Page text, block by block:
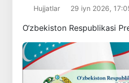
Hujjatlar 29 iyn 2026,
O‘zbekiston Respublikasi